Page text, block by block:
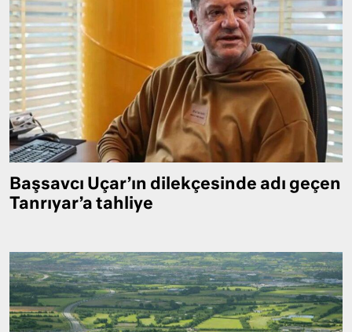
Başsavcı Uçar’ın dilekçesinde adı geçen
Tanrıyar’a tahliye